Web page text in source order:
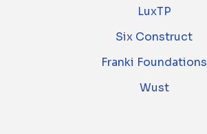
LuxTP
Six Construct
Franki Foundations
Wust